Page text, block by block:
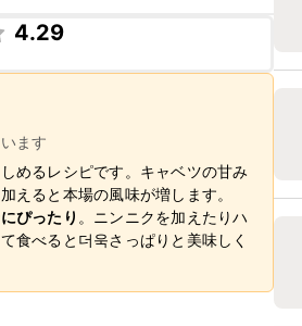
4.29
ます
めるレシピです。キャベツの甘み
えると本場の風味が増します。
ぴったり 。ニンニクを加えたりハ
食べると더욱さっぱりと美味しく